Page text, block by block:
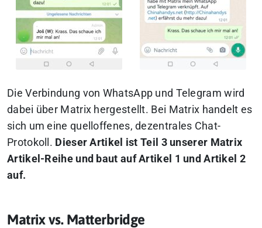
Die Verbindung von WhatsApp und Telegram wird
dabei über Matrix hergestellt. Bei Matrix handelt es
sich um eine quelloffenes, dezentrales Chat-
Protokoll. Dieser Artikel ist Teil 3 unserer Matrix
Artikel-Reihe und baut auf Artikel 1 und Artikel 2
auf.
Matrix vs. Matterbridge